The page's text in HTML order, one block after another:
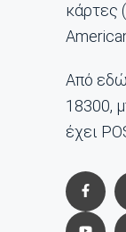
κάρτες
Από εδώ
18300,
έχει